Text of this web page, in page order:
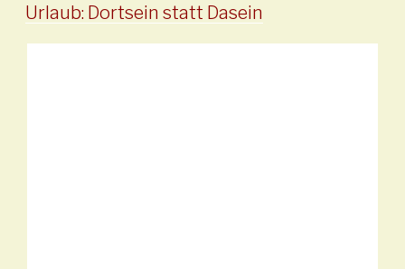
Urlaub: Dortsein statt Dasein